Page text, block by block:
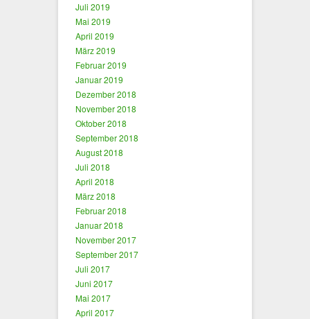
Juli 2019
Mai 2019
April 2019
März 2019
Februar 2019
Januar 2019
Dezember 2018
November 2018
Oktober 2018
September 2018
August 2018
Juli 2018
April 2018
März 2018
Februar 2018
Januar 2018
November 2017
September 2017
Juli 2017
Juni 2017
Mai 2017
April 2017